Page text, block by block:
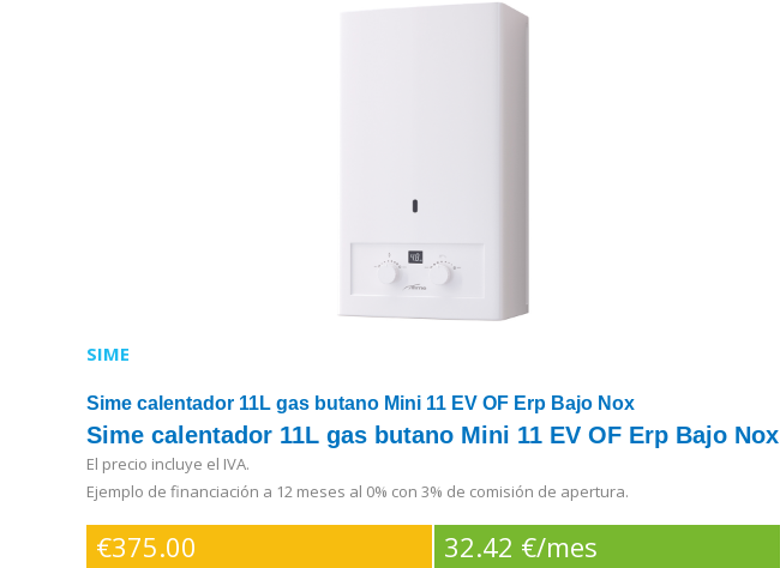
SIME
Sime calentador 11L gas butano Mini 11 EV OF Erp Bajo Nox
Sime calentador 11L gas butano Mini 11 EV OF Erp Bajo Nox
El precio incluye el IVA.
Ejemplo de financiación a 12 meses al 0% con 3% de comisión de apertura.
€375.00 32.42 €/mes